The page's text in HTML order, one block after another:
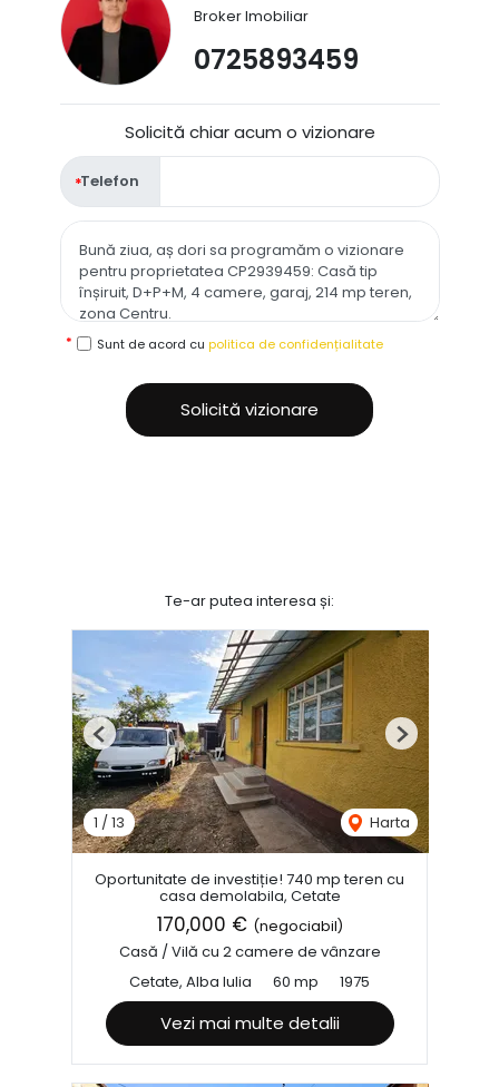
Broker Imobiliar
0725893459
Solicită chiar acum o vizionare
Telefon
Sunt de acord cu politica de confidențialitate
Solicită vizionare
Te-ar putea interesa și:
1 / 13 Harta
Previous Next
Oportunitate de investiție! 740 mp teren cu
casa demolabila, Cetate
170,000 € (negociabil)
Casă / Vilă cu 2 camere de vânzare
Cetate, Alba Iulia
60 mp 1975
Vezi mai multe detalii